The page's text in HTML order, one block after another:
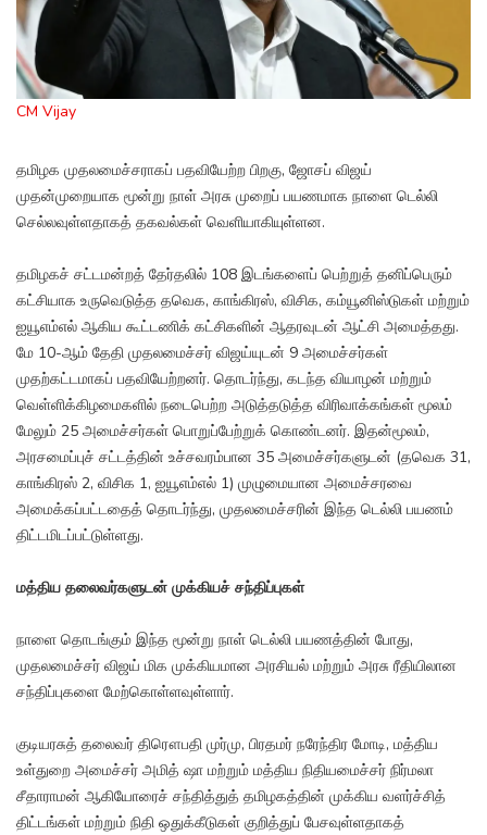
CM Vijay
தமிழக முதலமைச்சராகப் பதவியேற்ற பிறகு, ஜோசப் விஜய்
முதன்முறையாக மூன்று நாள் அரசு முறைப் பயணமாக நாளை டெல்லி
செல்லவுள்ளதாகத் தகவல்கள் வெளியாகியுள்ளன.
தமிழகச் சட்டமன்றத் தேர்தலில் 108 இடங்களைப் பெற்றுத் தனிப்பெரும்
கட்சியாக உருவெடுத்த தவெக, காங்கிரஸ், விசிக, கம்யூனிஸ்டுகள் மற்றும்
ஐயூஎம்எல் ஆகிய கூட்டணிக் கட்சிகளின் ஆதரவுடன் ஆட்சி அமைத்தது.
மே 10-ஆம் தேதி முதலமைச்சர் விஜய்யுடன் 9 அமைச்சர்கள்
முதற்கட்டமாகப் பதவியேற்றனர். தொடர்ந்து, கடந்த வியாழன் மற்றும்
வெள்ளிக்கிழமைகளில் நடைபெற்ற அடுத்தடுத்த விரிவாக்கங்கள் மூலம்
மேலும் 25 அமைச்சர்கள் பொறுப்பேற்றுக் கொண்டனர். இதன்மூலம்,
அரசமைப்புச் சட்டத்தின் உச்சவரம்பான 35 அமைச்சர்களுடன் (தவெக 31,
காங்கிரஸ் 2, விசிக 1, ஐயூஎம்எல் 1) முழுமையான அமைச்சரவை
அமைக்கப்பட்டதைத் தொடர்ந்து, முதலமைச்சரின் இந்த டெல்லி பயணம்
திட்டமிடப்பட்டுள்ளது.
மத்திய தலைவர்களுடன் முக்கியச் சந்திப்புகள்
நாளை தொடங்கும் இந்த மூன்று நாள் டெல்லி பயணத்தின் போது,
முதலமைச்சர் விஜய் மிக முக்கியமான அரசியல் மற்றும் அரசு ரீதியிலான
சந்திப்புகளை மேற்கொள்ளவுள்ளார்.
குடியரசுத் தலைவர் திரௌபதி முர்மு, பிரதமர் நரேந்திர மோடி, மத்திய
உள்துறை அமைச்சர் அமித் ஷா மற்றும் மத்திய நிதியமைச்சர் நிர்மலா
சீதாராமன் ஆகியோரைச் சந்தித்துத் தமிழகத்தின் முக்கிய வளர்ச்சித்
திட்டங்கள் மற்றும் நிதி ஒதுக்கீடுகள் குறித்துப் பேசவுள்ளதாகத்